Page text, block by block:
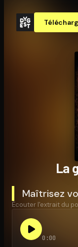
La
Maîtrisez
Écouter l'extrait du
0:00